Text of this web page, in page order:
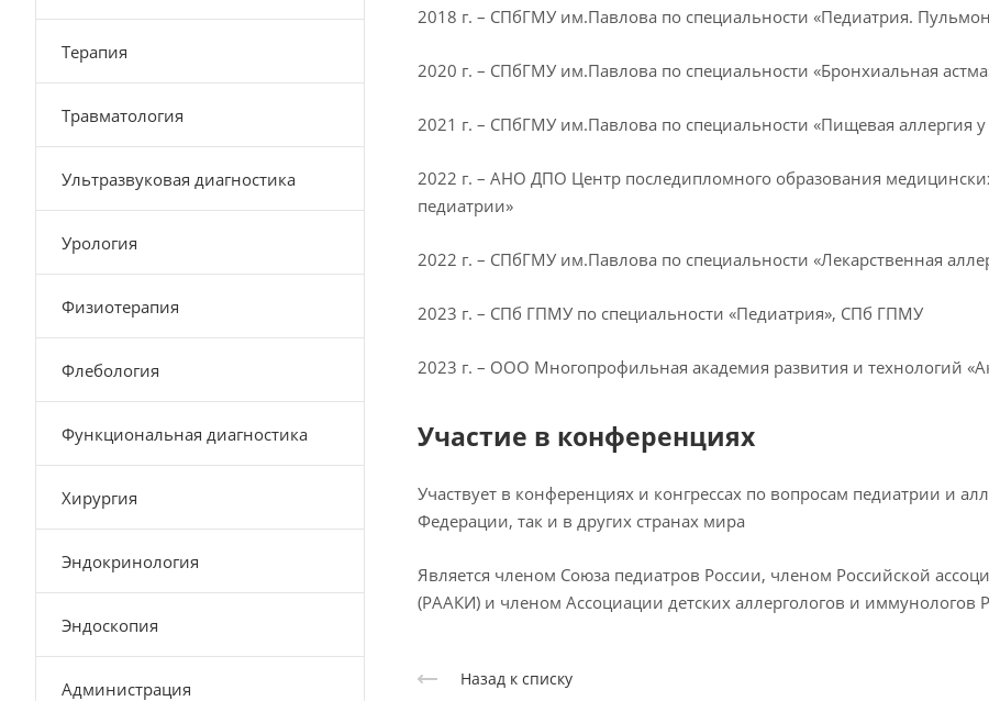
2018 г. – СПбГМУ им.Павлова по специальности «Педиатрия.
2020 г. – СПбГМУ им.Павлова по специальности «Бронхиальная
2021 г. – СПбГМУ им.Павлова по специальности «Пищевая аллергия у
2022 г. – АНО ДПО Центр последипломного образования
педиатрии»
2022 г. – СПбГМУ им.Павлова по специальности «Лекарственная
2023 г. – СПб ГПМУ по специальности «Педиатрия», СПб ГПМУ
2023 г. – ООО Многопрофильная академия развития и технологий
Участие в конференциях
Участвует в конференциях и конгрессах по вопросам педиатрии и
Федерации, так и в других странах мира
Является членом Союза педиатров России, членом Российской
(РААКИ) и членом Ассоциации детских аллергологов и иммунологов
Назад к списку
Терапия
Травматология
Ультразвуковая диагностика
Урология
Физиотерапия
Флебология
Функциональная диагностика
Хирургия
Эндокринология
Эндоскопия
Администрация